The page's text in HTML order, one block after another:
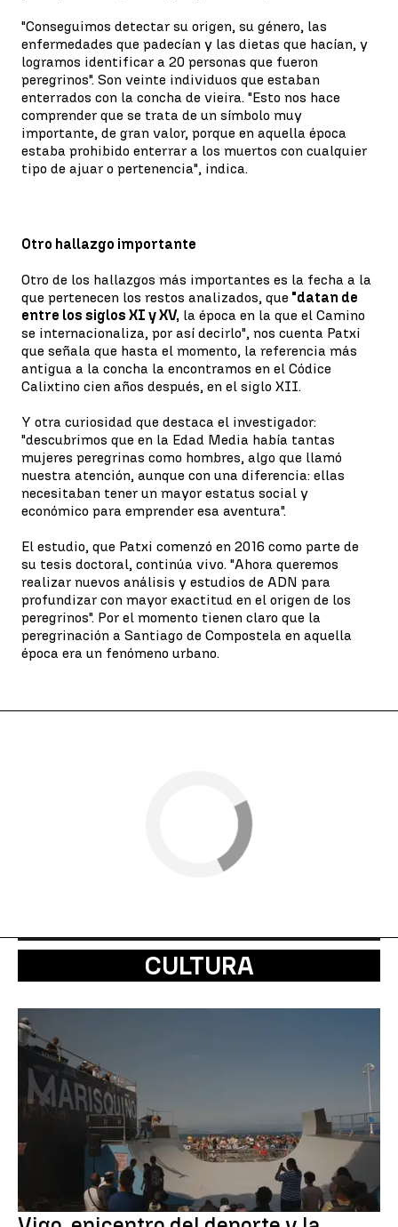
"Conseguimos detectar su origen, su género, las
enfermedades que padecían y las dietas que hacían, y
logramos identificar a 20 personas que fueron
peregrinos". Son veinte individuos que estaban
enterrados con la concha de vieira. "Esto nos hace
comprender que se trata de un símbolo muy
importante, de gran valor, porque en aquella época
estaba prohibido enterrar a los muertos con cualquier
tipo de ajuar o pertenencia", indica.
Otro hallazgo importante
Otro de los hallazgos más importantes es la fecha a la
que pertenecen los restos analizados, que "datan de
entre los siglos XI y XV, la época en la que el Camino
se internacionaliza, por así decirlo", nos cuenta Patxi
que señala que hasta el momento, la referencia más
antigua a la concha la encontramos en el Códice
Calixtino cien años después, en el siglo XII.
Y otra curiosidad que destaca el investigador:
"descubrimos que en la Edad Media había tantas
mujeres peregrinas como hombres, algo que llamó
nuestra atención, aunque con una diferencia: ellas
necesitaban tener un mayor estatus social y
económico para emprender esa aventura".
El estudio, que Patxi comenzó en 2016 como parte de
su tesis doctoral, continúa vivo. "Ahora queremos
realizar nuevos análisis y estudios de ADN para
profundizar con mayor exactitud en el origen de los
peregrinos". Por el momento tienen claro que la
peregrinación a Santiago de Compostela en aquella
época era un fenómeno urbano.
CULTURA